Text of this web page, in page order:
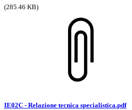
(285.46 KB)
IE02C - Relazione tecnica specialistica.pdf